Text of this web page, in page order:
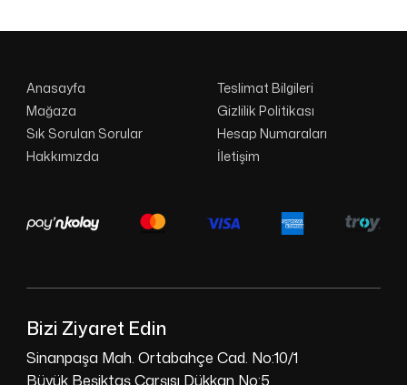
Bizi Ziyaret Edin
Sinanpaşa Mah. Ortabahçe Cad. No:10/1
Büyük Beşiktaş Çarşısı Dükkan No:5
Anasayfa
Mağaza
Sık Sorulan Sorular
Hakkımızda
Teslimat Bilgileri
Gizlilik Politikası
Hesap Numaraları
İletişim